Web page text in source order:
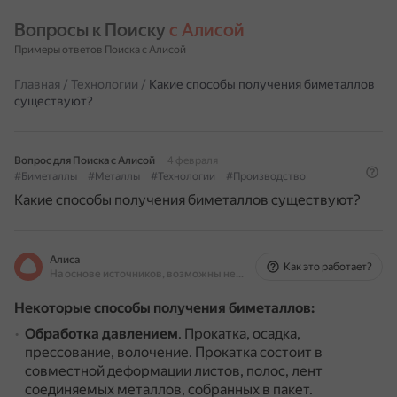
Вопросы к Поиску с Алисой
Примеры ответов Поиска с Алисой
Главная / Технологии / Какие способы получения биметаллов
существуют?
Вопрос для Поиска с Алисой
4 февраля
#Биметаллы
#Металлы #Технологии #Производство
Какие способы получения биметаллов существуют?
Алиса
На основе источников, возможны неточности
Как это работает?
Некоторые способы получения биметаллов:
Обработка давлением. Прокатка, осадка,
прессование, волочение. Прокатка состоит в
совместной деформации листов, полос, лент
соединяемых металлов, собранных в пакет.